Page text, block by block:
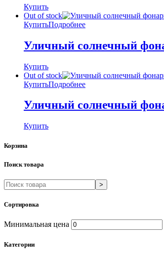
Купить
Out of stock
КупитьПодробнее
Уличный солнечный
Купить
Out of stock
КупитьПодробнее
Уличный солнечный
Купить
Корзина
Поиск товара
>
Сортировка
Минимальная цена
Категории